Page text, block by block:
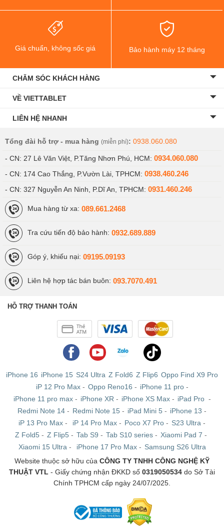
Giá chuẩn, không sốc giá Bảo hành máy 12 tháng
CHĂM SÓC KHÁCH HÀNG
VỀ VIETTABLET
LIÊN HỆ NHANH
Tổng đài hỗ trợ - mua hàng (miễn phí): 0938.060.080
- CN: 27 Lê Văn Việt, P.Tăng Nhơn Phú, HCM: 0934.060.080
- CN: 174 Cao Thắng, P.Vườn Lài, TPHCM: 0938.460.246
- CN: 327 Nguyễn An Ninh, P.Dĩ An, TPHCM: 0931.460.246
Mua hàng từ xa: 089.661.2468
Tra cứu tiến độ bảo hành: 0932.689.889
Góp ý, khiếu nại: 09195.09193
Liên hệ hợp tác bán buôn: 093.7070.491
HỖ TRỢ THANH TOÁN
iPhone 16 iPhone 15 S24 Ultra Z Fold6 Z Flip6 Oppo Find X9 Pro
iP 12 Pro Max- Oppo Reno16 - iPhone 11 pro-
iPhone 11 pro max- iPhone XR- iPhone XS Max- iPad Pro -
Redmi Note 14 - Redmi Note 15 - iPad Mini 5 - iPhone 13 -
iP 13 Pro Max - iP 14 Pro Max - Poco X7 Pro - S23 Ultra -
Z Fold5 - Z Flip5 - Tab S9 - Tab S10 series - Xiaomi Pad 7 -
Xiaomi 15 Ultra- iPhone 17 Pro Max- Samsung S26 Ultra
Website thuộc sở hữu của CÔNG TY TNHH CÔNG NGHỆ KỸ
THUẬT VTL - Giấy chứng nhận ĐKKD số 0319050534 do Sở Tài
Chính TPHCM cấp ngày 24/07/2025.